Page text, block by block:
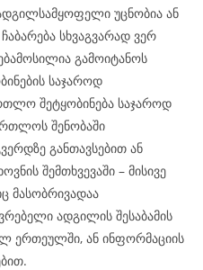
უცნობია ან
სხვაგვარად ვერ
გამოიტანოს
საჯაროდ
შეტყობინება საჯაროდ
შენობაში
განთავსებით ან
შემთხვევაში – მისივე
მასობრივადაა
ადგილის შესაბამის
ერთეულში, ან ინფორმაციის